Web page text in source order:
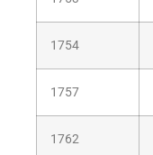
1754
1757
1762